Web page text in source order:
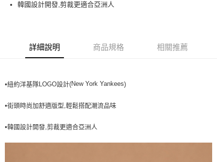
全家取貨付款<未取貨列黑名單/不支援離島取退>
全家取貨<不支援離島取退>
每筆NT$60，滿NT$499(含以上)免運費
韓國設計開發,剪裁更適合亞洲人
詳細說明 商品規格 相關推薦
•紐約洋基隊LOGO設計(New York Yankees)
•街頭時尚加舒適版型,輕鬆搭配潮流品味
•韓國設計開發,剪裁更適合亞洲人